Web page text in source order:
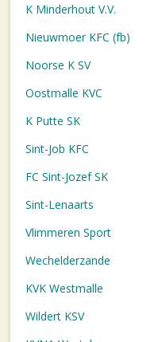
K Minderhout V.V.
Nieuwmoer KFC (fb)
Noorse K SV
Oostmalle KVC
K Putte SK
Sint-Job KFC
FC Sint-Jozef SK
Sint-Lenaarts
Vlimmeren Sport
Wechelderzande
KVK Westmalle
Wildert KSV